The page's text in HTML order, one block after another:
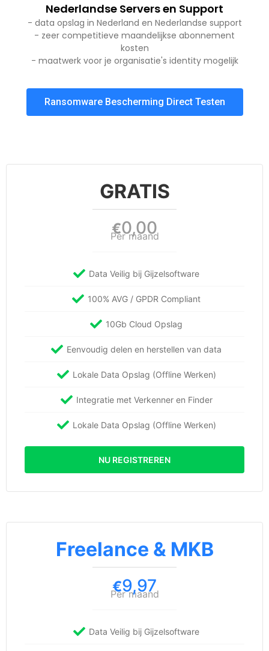
Nederlandse Servers en Support
- data opslag in Nederland en Nederlandse support
- zeer competitieve maandelijkse abonnement
kosten
- maatwerk voor je organisatie's identity mogelijk
Ransomware Bescherming Direct Testen
GRATIS
€0,00
Per maand
Data Veilig bij Gijzelsoftware
100% AVG / GPDR Compliant
10Gb Cloud Opslag
Eenvoudig delen en herstellen van data
Lokale Data Opslag (Offline Werken)
Integratie met Verkenner en Finder
Lokale Data Opslag (Offline Werken)
NU REGISTREREN
Freelance & MKB
€9,97
Per maand
Data Veilig bij Gijzelsoftware